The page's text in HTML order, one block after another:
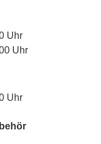
Uhr
Uhr
Uhr